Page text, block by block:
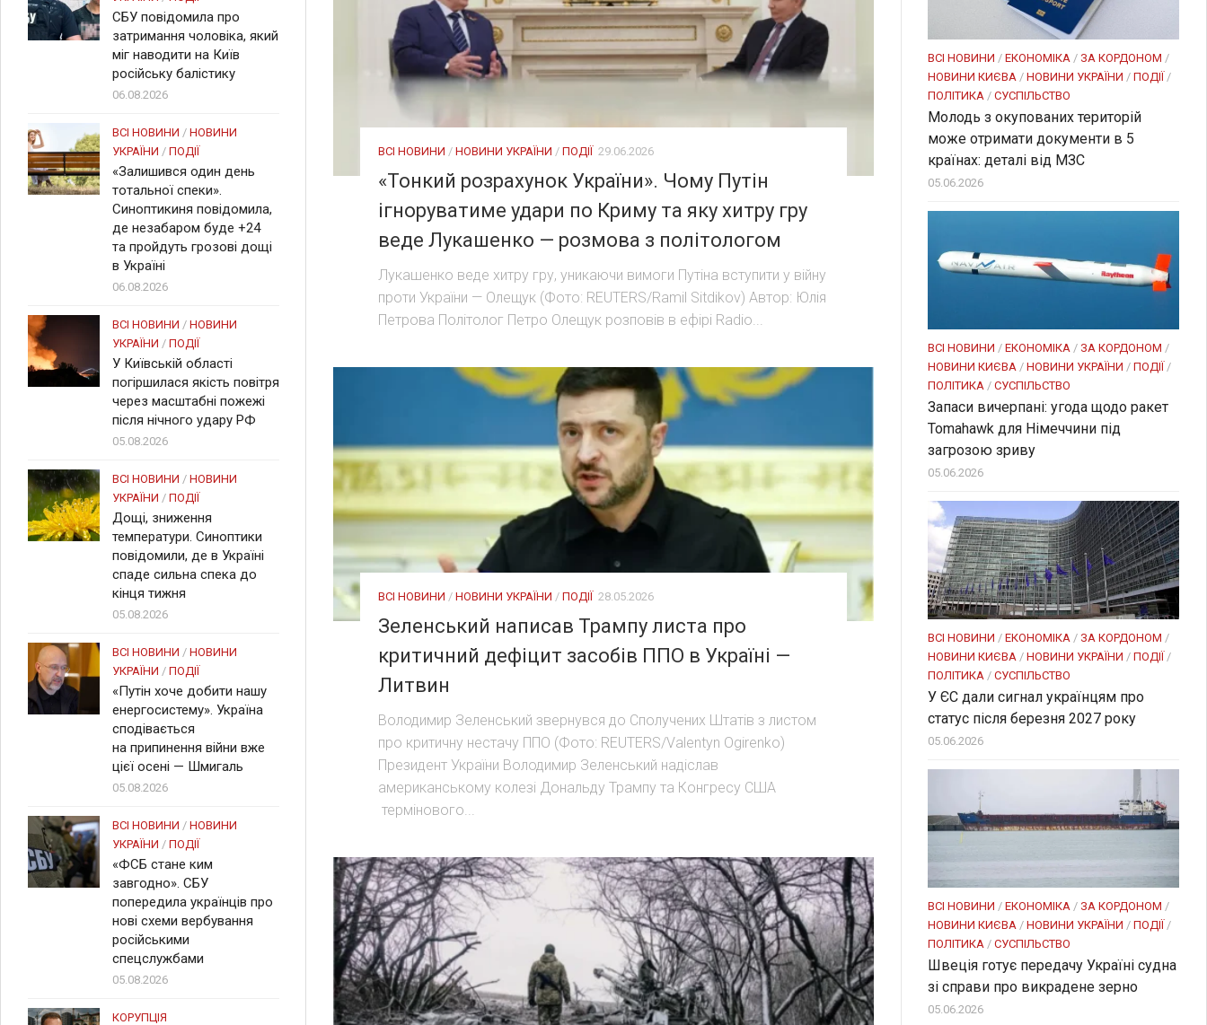
ВСІ НОВИНИ / НОВИНИ УКРАЇНИ / ПОДІЇ 29.06.2026
«Тонкий розрахунок України». Чому Путін
ігноруватиме удари по Криму та яку хитру гру
веде Лукашенко — розмова з політологом
Лукашенко веде хитру гру, уникаючи вимоги Путіна вступити у війну
проти України — Олещук (Фото: REUTERS/Ramil Sitdikov) Автор: Юлія
Петрова Політолог Петро Олещук розповів в ефірі Radio...
ВСІ НОВИНИ / НОВИНИ УКРАЇНИ / ПОДІЇ 28.05.2026
Зеленський написав Трампу листа про
критичний дефіцит засобів ППО в Україні —
Литвин
Володимир Зеленський звернувся до Сполучених Штатів з листом
про критичну нестачу ППО (Фото: REUTERS/Valentyn Ogirenko)
Президент України Володимир Зеленський надіслав
американському колезі Дональду Трампу та Конгресу США
термінового...
СБУ повідомила про
затримання чоловіка, який
міг наводити на Київ
російську балістику
06.08.2026
ВСІ НОВИНИ / НОВИНИ
УКРАЇНИ / ПОДІЇ
«Залишився один день
тотальної спеки».
Синоптикиня повідомила,
де незабаром буде +24
та пройдуть грозові дощі
в Україні
06.08.2026
ВСІ НОВИНИ / НОВИНИ
УКРАЇНИ / ПОДІЇ
У Київській області
погіршилася якість повітря
через масштабні пожежі
після нічного удару РФ
05.08.2026
ВСІ НОВИНИ / НОВИНИ
УКРАЇНИ / ПОДІЇ
Дощі, зниження
температури. Синоптики
повідомили, де в Україні
спаде сильна спека до
кінця тижня
05.08.2026
ВСІ НОВИНИ / НОВИНИ
УКРАЇНИ / ПОДІЇ
«Путін хоче добити нашу
енергосистему». Україна
сподівається
на припинення війни вже
цієї осені — Шмигаль
05.08.2026
ВСІ НОВИНИ / НОВИНИ
УКРАЇНИ / ПОДІЇ
«ФСБ стане ким
завгодно». СБУ
попередила українців про
нові схеми вербування
російськими
спецслужбами
05.08.2026
КОРУПЦІЯ
ВСІ НОВИНИ / ЕКОНОМІКА / ЗА КОРДОНОМ /
НОВИНИ КИЄВА / НОВИНИ УКРАЇНИ / ПОДІЇ /
ПОЛІТИКА / СУСПІЛЬСТВО
Молодь з окупованих територій
може отримати документи в 5
країнах: деталі від МЗС
05.06.2026
ВСІ НОВИНИ / ЕКОНОМІКА / ЗА КОРДОНОМ /
НОВИНИ КИЄВА / НОВИНИ УКРАЇНИ / ПОДІЇ /
ПОЛІТИКА / СУСПІЛЬСТВО
Запаси вичерпані: угода щодо ракет
Tomahawk для Німеччини під
загрозою зриву
05.06.2026
ВСІ НОВИНИ / ЕКОНОМІКА / ЗА КОРДОНОМ /
НОВИНИ КИЄВА / НОВИНИ УКРАЇНИ / ПОДІЇ /
ПОЛІТИКА / СУСПІЛЬСТВО
У ЄС дали сигнал українцям про
статус після березня 2027 року
05.06.2026
ВСІ НОВИНИ / ЕКОНОМІКА / ЗА КОРДОНОМ /
НОВИНИ КИЄВА / НОВИНИ УКРАЇНИ / ПОДІЇ/
ПОЛІТИКА / СУСПІЛЬСТВО
Швеція готує передачу Україні судна
зі справи про викрадене зерно
05.06.2026